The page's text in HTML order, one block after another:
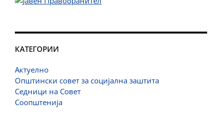
КАТЕГОРИИ
Актуелно
Општински совет за социјална заштита
Седници на Совет
Соопштенија